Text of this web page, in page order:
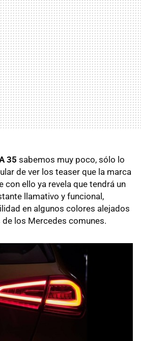
35 sabemos muy poco, sólo lo
de ver los teaser que la marca
con ello ya revela que tendrá un
llamativo y funcional,
en algunos colores alejados
los Mercedes comunes.